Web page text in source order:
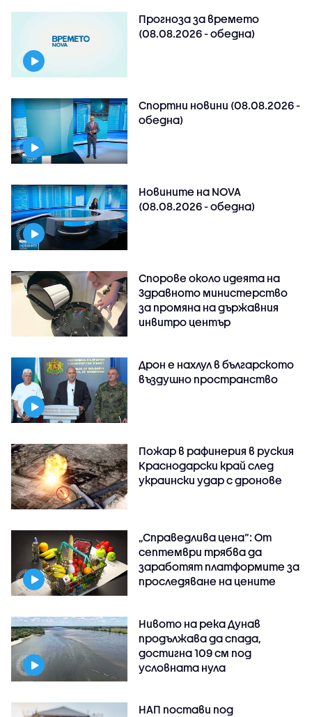
Прогноза за времето
(08.08.2026 - обедна)
Спортни новини (08.08.2026 -
обедна)
Новините на NOVA
(08.08.2026 - обедна)
Спорове около идеята на
Здравното министерство
за промяна на държавния
инвитро център
Дрон е нахлул в българското
въздушно пространство
Пожар в рафинерия в руския
Краснодарски край след
украински удар с дронове
„Справедлива цена“: От
септември трябва да
заработят платформите за
проследяване на цените
Нивото на река Дунав
продължава да спада,
достигна 109 см под
условната нула
НАП постави под